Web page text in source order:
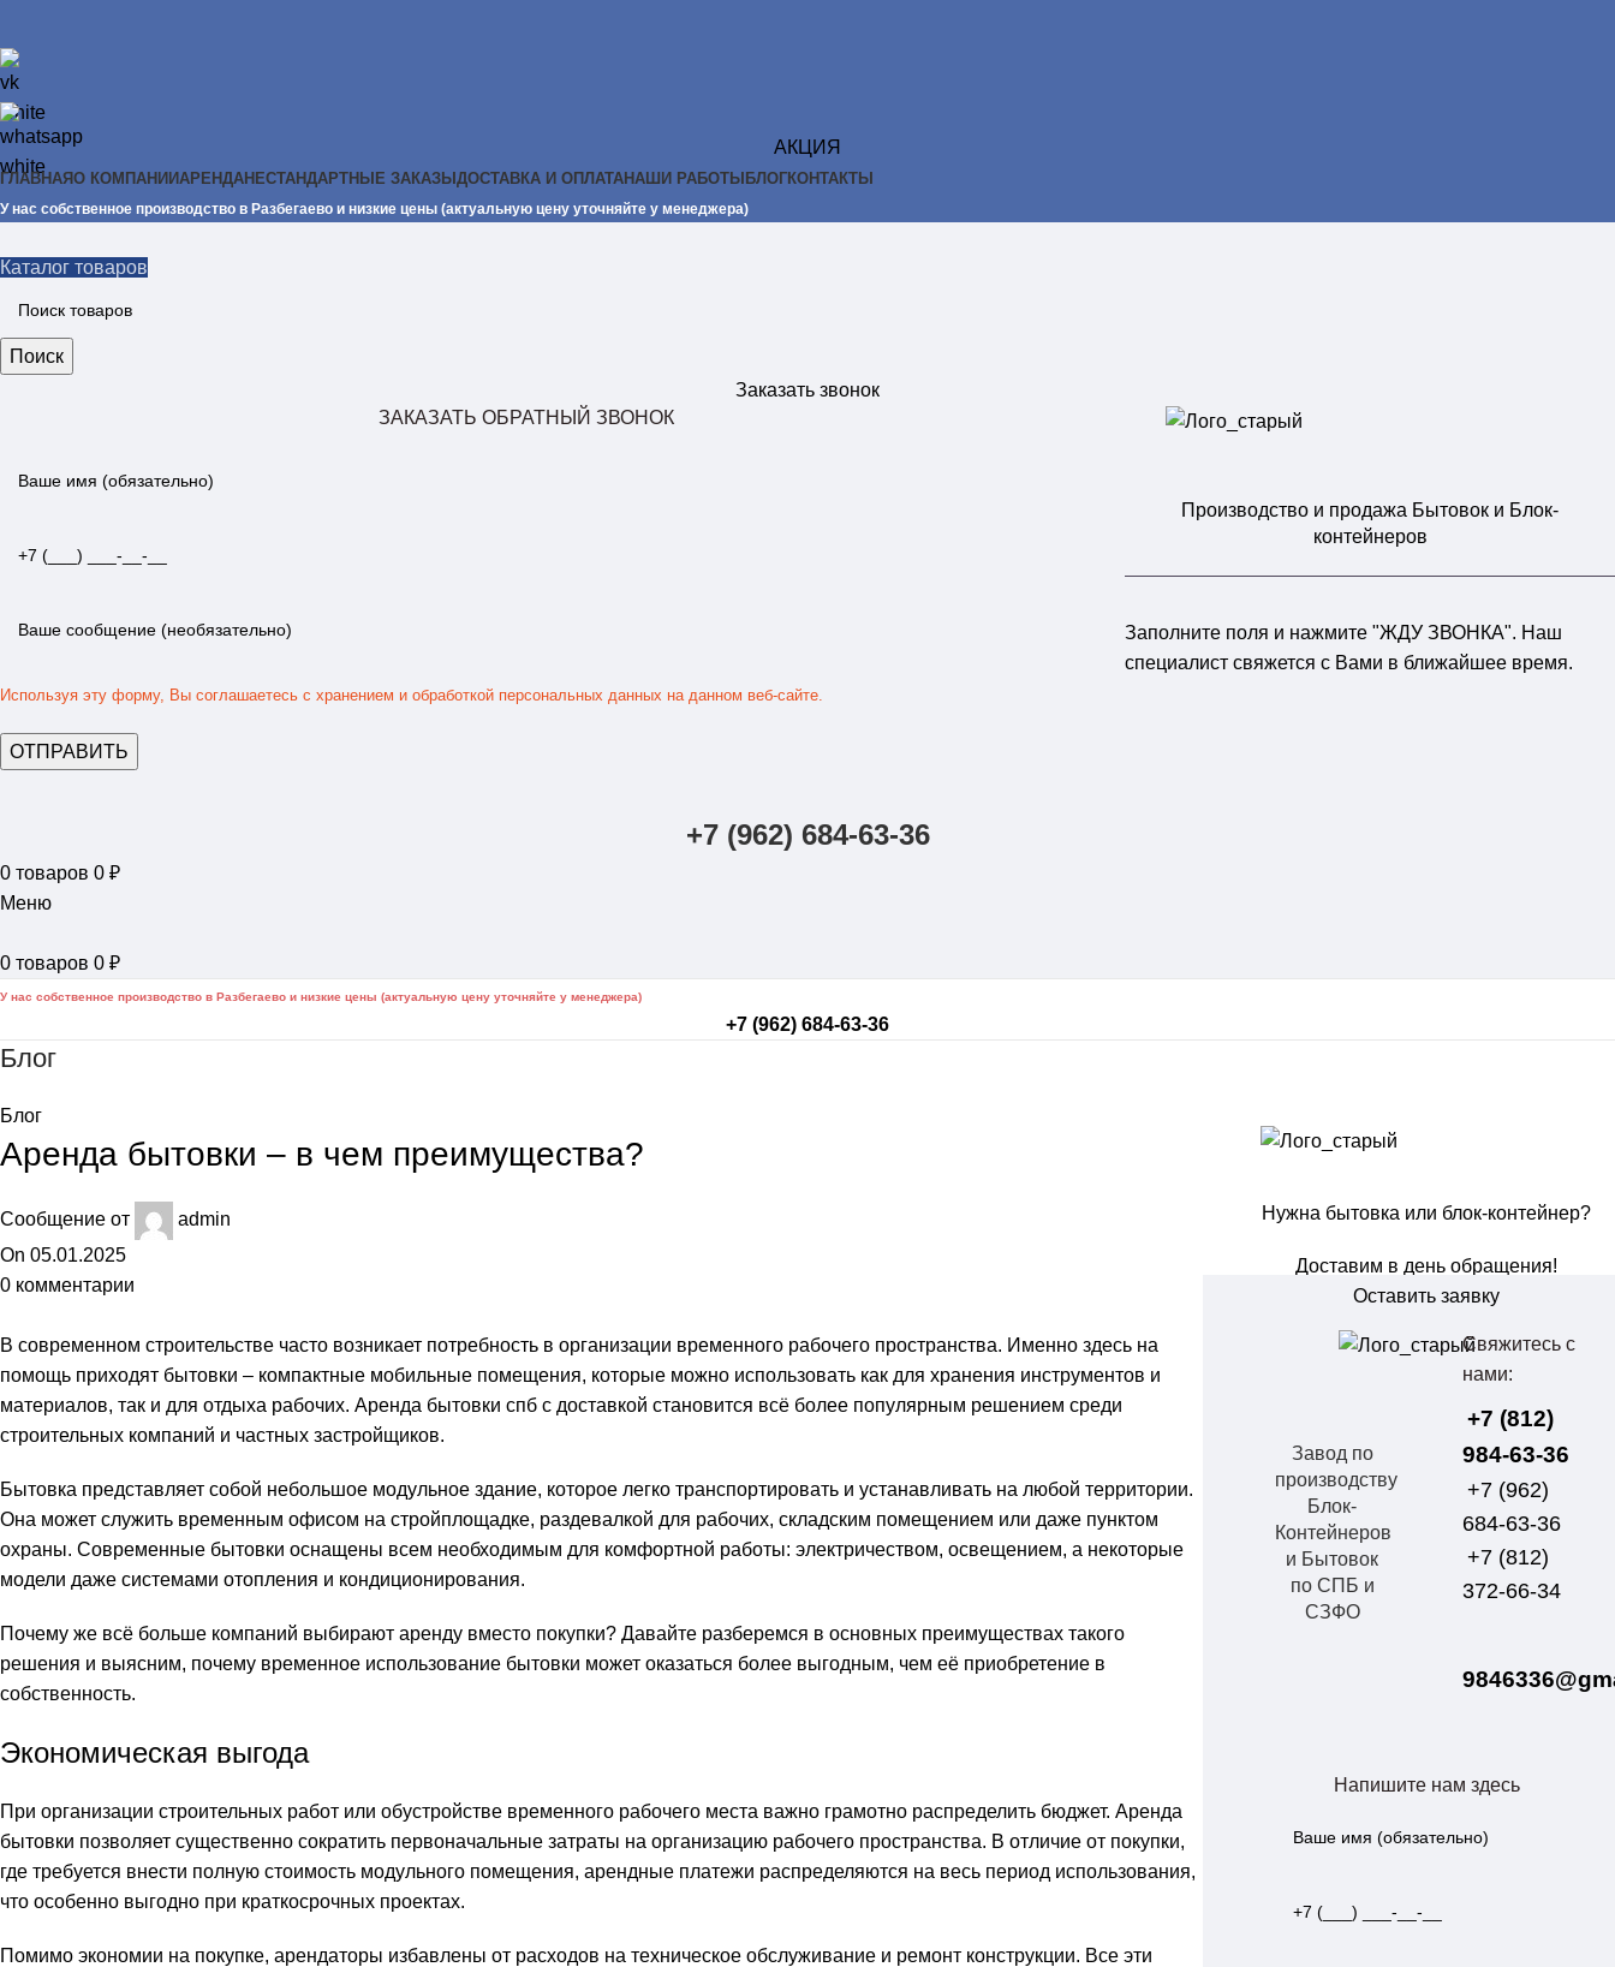
АКЦИЯ
ГЛАВНАЯО КОМПАНИИАРЕНДАНЕСТАНДАРТНЫЕ ЗАКАЗЫ ДОСТАВКА И ОПЛАТАНАШИ РАБОТЫ БЛОГКОНТАКТЫ
У нас собственное производство в Разбегаево и низкие цены (актуальную цену уточняйте у менеджера)
Каталог товаров
Поиск
Заказать звонок
ЗАКАЗАТЬ ОБРАТНЫЙ ЗВОНОК
Используя эту форму, Вы соглашаетесь с хранением и обработкой персональных данных на данном веб-сайте.
Производство и продажа Бытовок и Блок-
контейнеров
Заполните поля и нажмите "ЖДУ ЗВОНКА". Наш
специалист свяжется с Вами в ближайшее время.
+7 (962) 684-63-36
0 товаров 0 ₽
Меню
0 товаров 0 ₽
У нас собственное производство в Разбегаево и низкие цены (актуальную цену уточняйте у менеджера)
+7 (962) 684-63-36
Блог
Блог
Аренда бытовки – в чем преимущества?
Сообщение от
admin
On 05.01.2025
0 комментарии
В современном строительстве часто возникает потребность в организации временного рабочего пространства. Именно здесь на
помощь приходят бытовки – компактные мобильные помещения, которые можно использовать как для хранения инструментов и
материалов, так и для отдыха рабочих. Аренда бытовки спб с доставкой становится всё более популярным решением среди
строительных компаний и частных застройщиков.
Бытовка представляет собой небольшое модульное здание, которое легко транспортировать и устанавливать на любой территории.
Она может служить временным офисом на стройплощадке, раздевалкой для рабочих, складским помещением или даже пунктом
охраны. Современные бытовки оснащены всем необходимым для комфортной работы: электричеством, освещением, а некоторые
модели даже системами отопления и кондиционирования.
Почему же всё больше компаний выбирают аренду вместо покупки? Давайте разберемся в основных преимуществах такого
решения и выясним, почему временное использование бытовки может оказаться более выгодным, чем её приобретение в
собственность.
Экономическая выгода
При организации строительных работ или обустройстве временного рабочего места важно грамотно распределить бюджет. Аренда
бытовки позволяет существенно сократить первоначальные затраты на организацию рабочего пространства. В отличие от покупки,
где требуется внести полную стоимость модульного помещения, арендные платежи распределяются на весь период использования,
что особенно выгодно при краткосрочных проектах.
Помимо экономии на покупке, арендаторы избавлены от расходов на техническое обслуживание и ремонт конструкции. Все эти
Нужна бытовка или блок-контейнер?
Доставим в день обращения!
Оставить заявку
Завод по
производству
Блок-
Контейнеров
и Бытовок
по СПБ и
СЗФО
Свяжитесь с
нами:
+7 (812)
984-63-36
+7 (962)
684-63-36
+7 (812)
372-66-34
Напишите нам здесь